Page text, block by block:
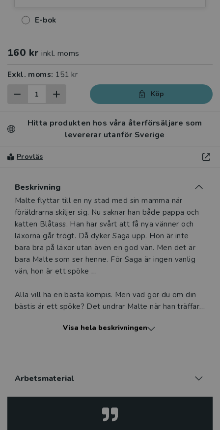
E-bok
160 kr inkl. moms
Exkl. moms: 151 kr
Köp
Hitta produkten hos våra återförsäljare som
levererar utanför Sverige
Provläs
Beskrivning
Beskrivning
Malte flyttar till en ny stad med sin mamma när
föräldrarna skiljer sig. Nu saknar han både pappa och
katten Blåtass. Han har svårt att få nya vänner och
läxorna går trögt. Då dyker Saga upp. Hon är inte
bara bra på läxor utan även en god vän. Men det är
bara Malte som ser henne. För Saga är ingen vanlig
vän, hon är ett spöke …
Alla vill ha en bästa kompis. Men vad gör du om din
bästis är ett spöke? Det undrar Malte när han träffar
kompis än hans vänner i klassen. Men det är bara
och nya vänskaper. Serien är perfekt läsning för den i
slukaråldern som gillar spänning och äventyr, men
Visa hela beskrivningen
Arbetsmaterial